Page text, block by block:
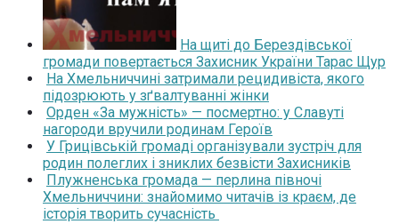
На щиті до Берездівської
громади повертається Захисник України Тарас Щур
На Хмельниччині затримали рецидивіста, якого
підозрюють у зґвалтуванні жінки
Орден «За мужність» — посмертно: у Славуті
нагороди вручили родинам Героїв
У Грицівській громаді організували зустріч для
родин полеглих і зниклих безвісти Захисників
Плужненська громада — перлина півночі
Хмельниччини: знайомимо читачів із краєм, де
історія творить сучасність